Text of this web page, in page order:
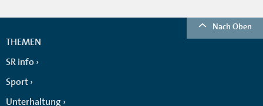
Nach Oben
THEMEN
SR info
Sport
Unterhaltung